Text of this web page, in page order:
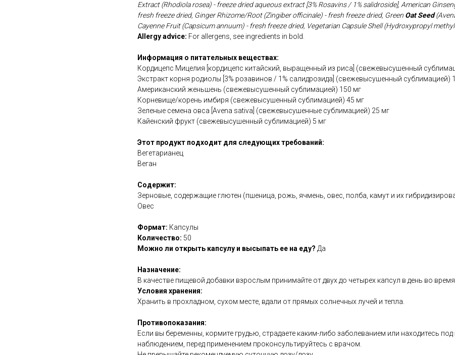
Extract (Rhodiola rosea) - freeze dried aqueous extract [3% Rosavins / 1% salidroside], American
fresh freeze dried, Ginger Rhizome/Root (Zingiber officinale) - fresh freeze dried, Green Oat Seed
Cayenne Fruit (Capsicum annuum) - fresh freeze dried, Vegetarian Capsule Shell (Hydroxypropyl
Allergy advice: For allergens, see ingredients in bold.
Информация о питательных веществах:
Кордицепс Мицелия [кордицепс китайский, выращенный из риса] (свежевысушенный
Экстракт корня родиолы [3% розавинов / 1% салидрозида] (свежевысушенный сублимацией)
Американский женьшень (свежевысушенный сублимацией) 150 мг
Корневище/корень имбиря (свежевысушенный сублимацией) 45 мг
Зеленые семена овса [Avena sativa] (свежевысушенные сублимацией) 25 мг
Кайенский фрукт (свежевысушенный сублимацией) 5 мг
Этот продукт подходит для следующих требований:
Вегетарианец
Веган
Содержит:
Зерновые, содержащие глютен (пшеница, рожь, ячмень, овес, полба, камут и их
Овес
Формат: Капсулы
Количество: 50
Можно ли открыть капсулу и высыпать ее на еду? Да
Назначение:
В качестве пищевой добавки взрослым принимайте от двух до четырех капсул в день во
Условия хранения:
Хранить в прохладном, сухом месте, вдали от прямых солнечных лучей и тепла.
Противопоказания:
Если вы беременны, кормите грудью, страдаете каким-либо заболеванием или находитесь
наблюдением, перед применением проконсультируйтесь с врачом.